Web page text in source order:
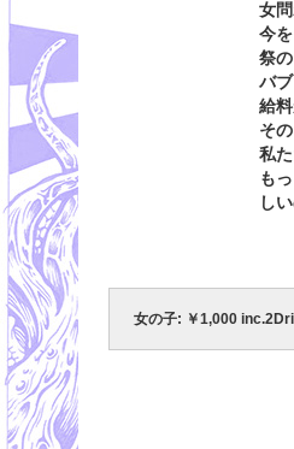
女
今
祭
バ
給
そ
私
も
し
女の子: ￥1,000